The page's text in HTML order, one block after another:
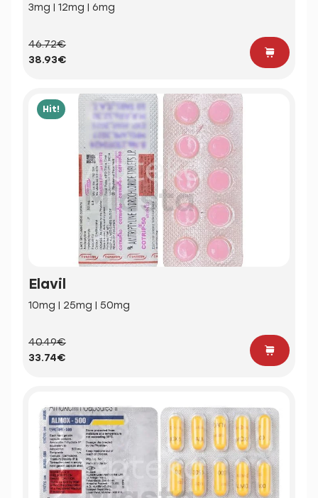
3mg | 12mg | 6mg
46.72€
38.93€
Hit!
Elavil
10mg | 25mg | 50mg
40.49€
33.74€